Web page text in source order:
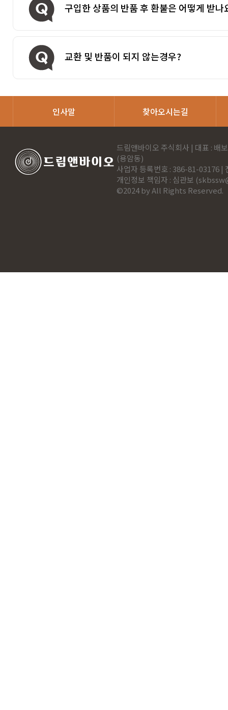
구입한 상품의 반품 후 환불은 어떻게 받나
교환 및 반품이 되지 않는경우?
인사말 찾아오시는길
드림앤바이오 주식회사 | 대표 : 배
(용암동)
사업자 등록번호 : 386-81-03176 |
개인정보 책임자 : 심관보 (
©2024 by All Rights Reserved.